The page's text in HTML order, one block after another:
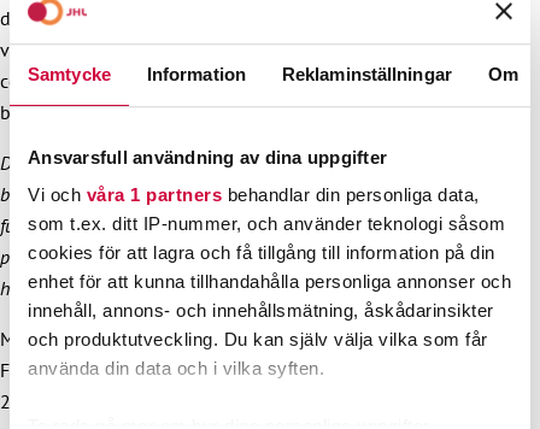
Samtycke Information Reklaminställningar Om
Ansvarsfull användning av dina uppgifter
Vi och våra 1 partners behandlar din personliga data,
som t.ex. ditt IP-nummer, och använder teknologi såsom
cookies för att lagra och få tillgång till information på din
enhet för att kunna tillhandahålla personliga annonser och
innehåll, annons- och innehållsmätning, åskådarinsikter
och produktutveckling. Du kan själv välja vilka som får
använda din data och i vilka syften.
deras arbete är nödvändigt för det finländska
välfärdssamhället. Vi kan inte godkänna ett avtal som
cementerar lönedumpning och äventyrar branschens framtid,
betonar Ekström.
Den privata socialservicebranschens kollektivavtal tillämpas
bland annat inom tjänster för äldre och personer med
funktionsnedsättningar, vid äldreboenden, mödra- och skyddshem,
privata barnskyddsanstalter, för personliga assistenter och inom
hemtjänsten. 90 procent av arbetstagarna är kvinnor.
Mer information:
Fackförbundet JHL:s ordförande Håkan Ekström, 040 828
2865